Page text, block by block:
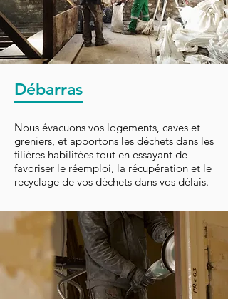
Débarras
Nous évacuons vos logements, caves et
greniers, et apportons les déchets dans les
filières habilitées tout en essayant de
favoriser le réemploi, la récupération et le
recyclage de vos déchets dans vos délais.